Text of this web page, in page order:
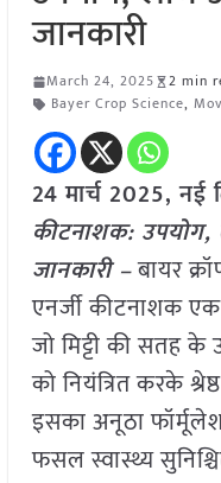
जानकारी
March 24, 2025
2 min
Bayer Crop Science,
24 मार्च 2025, नई
कीटनाशक: उपयोग,
जानकारी –बायर
एनर्जी कीटनाशक एक
जो मिट्टी की सतह
को नियंत्रित करके
इसका अनूठा
फसल स्वास्थ्य